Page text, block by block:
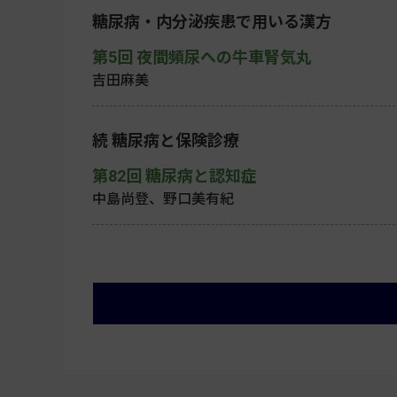
糖尿病・内分泌疾患で用いる漢方
第5回 夜間頻尿への牛車腎気丸
吉田麻美
続 糖尿病と保険診療
第82回 糖尿病と認知症
中島尚登、野口美有紀